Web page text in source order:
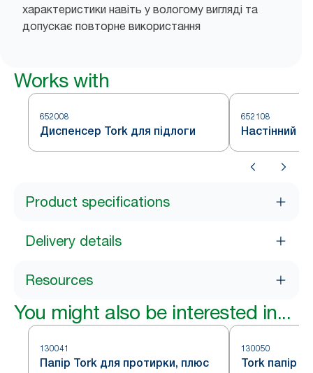
характеристики навіть у вологому вигляді та
допускає повторне використання
Works with
652008
Диспенсер Tork для підлоги
652108
Настінний
Product specifications
Delivery details
Resources
You might also be interested in...
130041
Папір Tork для протирки, плюс
130050
Tork папір